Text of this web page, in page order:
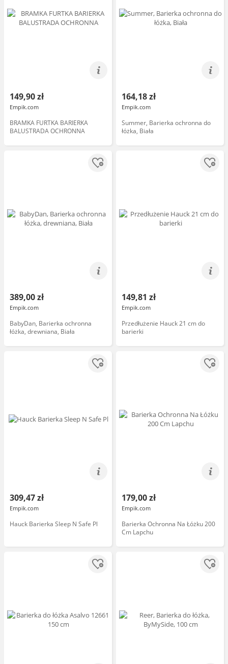
149,90 zł
Empik.com
BRAMKA FURTKA BARIERKA
BALUSTRADA OCHRONNA
164,18 zł
Empik.com
Summer, Barierka ochronna do
łóżka, Biała
389,00 zł
Empik.com
BabyDan, Barierka ochronna
łóżka, drewniana, Biała
149,81 zł
Empik.com
Przedłużenie Hauck 21 cm do
barierki
309,47 zł
Empik.com
Hauck Barierka Sleep N Safe Pl
179,00 zł
Empik.com
Barierka Ochronna Na Łóżku 200
Cm Lapchu